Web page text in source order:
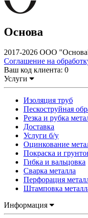
Основа
2017-2026 ООО
Соглашение на
Ваш код клиента: 0
Услуги
Изоляция труб
Пескоструйная
Резка и рубка
Доставка
Услуги б/у
Оцинкование
Покраска и
Гибка и вальцовка
Сварка металла
Перфорация
Штамповка
Информация